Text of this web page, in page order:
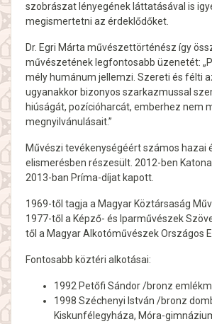
szobrászat lényegének láttatásával is
megismertetni az érdeklődőket.
Dr. Egri Márta művészettörténész így
művészetének legfontosabb üzenetét:
mély humánum jellemzi. Szereti és félti
ugyanakkor bizonyos szarkazmussal
hiúságát, pozícióharcát, emberhez nem
megnyilvánulásait.”
Művészi tevékenységéért számos hazai
elismerésben részesült. 2012-ben
2013-ban Príma-díjat kapott.
1969-től tagja a Magyar Köztársaság
1977-től a Képző- és Iparművészek
től a Magyar Alkotóművészek Országos
Fontosabb köztéri alkotásai:
1992 Petőfi Sándor /bronz
1998 Széchenyi István /bronz
Kiskunfélegyháza, Móra-